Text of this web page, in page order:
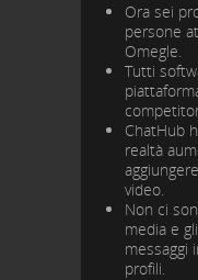
Ora sei
persone
Omegle.
Tutti
ChatHub
realtà
video.
Non ci
media e
messaggi
profili.